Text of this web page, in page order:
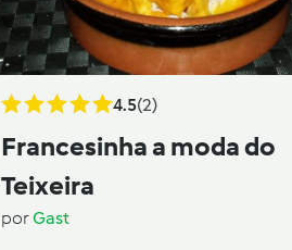
4.5(2)
Francesinha a moda do
Teixeira
porGast